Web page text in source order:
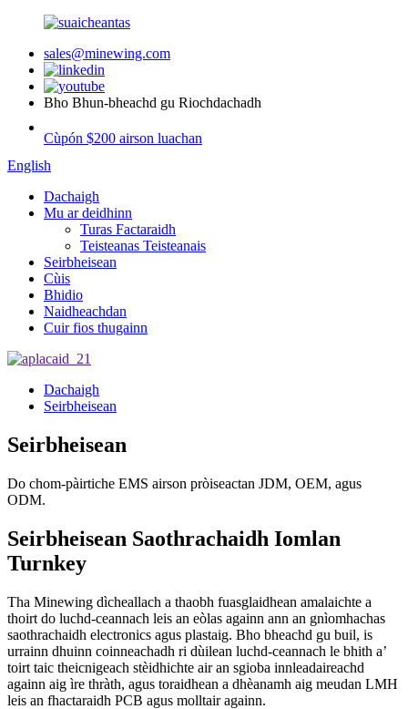
sales@minewing.com
Bho Bhun-bheachd gu Riochdachadh
Cùpón $200 airson luachan
English
Dachaigh
Mu ar deidhinn
Turas Factaraidh
Teisteanas Teisteanais
Seirbheisean
Cùis
Bhidio
Naidheachdan
Cuir fios thugainn
Dachaigh
Seirbheisean
Seirbheisean
Do chom-pàirtiche EMS airson pròiseactan JDM, OEM, agus
ODM.
Seirbheisean Saothrachaidh Iomlan
Turnkey
Tha Minewing dìcheallach a thaobh fuasglaidhean amalaichte a
thoirt do luchd-ceannach leis an eòlas againn ann an gnìomhachas
saothrachaidh electronics agus plastaig. Bho bheachd gu buil, is
urrainn dhuinn coinneachadh ri dùilean luchd-ceannach le bhith a’
toirt taic theicnigeach stèidhichte air an sgioba innleadaireachd
againn aig ìre thràth, agus toraidhean a dhèanamh aig meudan LMH
leis an fhactaraidh PCB agus molltair againn.